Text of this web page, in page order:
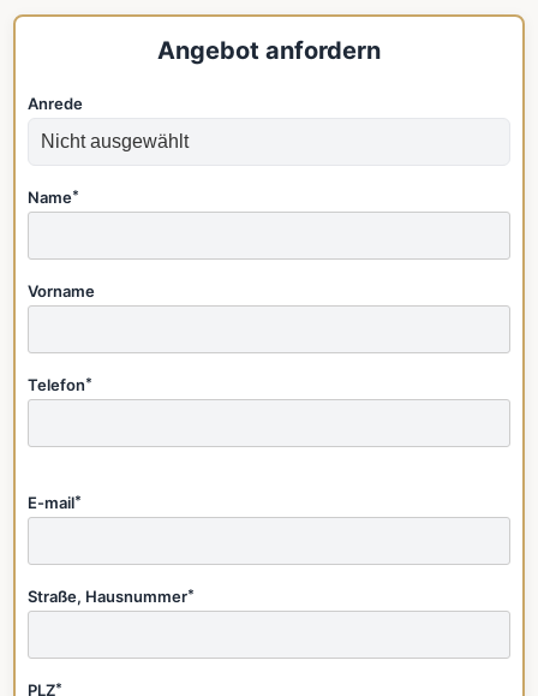
Angebot anfordern
Anrede
Name*
Vorname
Telefon*
E-mail*
Straße, Hausnummer*
PLZ*